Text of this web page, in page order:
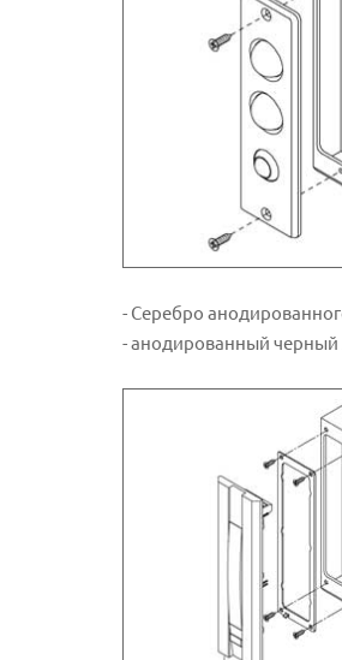
- Серебро
- анодированный черный